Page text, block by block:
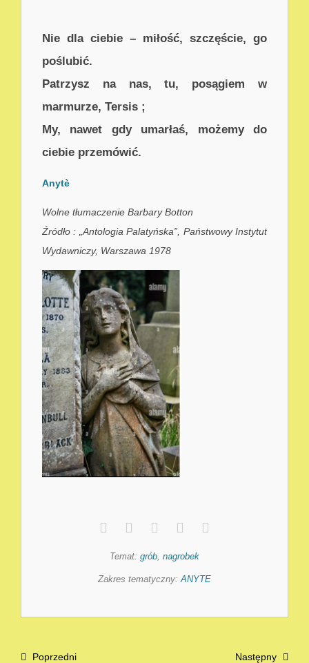
Nie dla ciebie – miłość, szczęście, go
poślubić.
Patrzysz na nas, tu, posągiem w
marmurze, Tersis ;
My, nawet gdy umarłaś, możemy do
ciebie przemówić.
Anytè
Wolne tłumaczenie Barbary Botton
Źródło : „Antologia Palatyńska”, Państwowy Instytut
Wydawniczy, Warszawa 1978
Temat: grób nagrobek
Zakres tematyczny: ANYTE
Następny
Poprzedni